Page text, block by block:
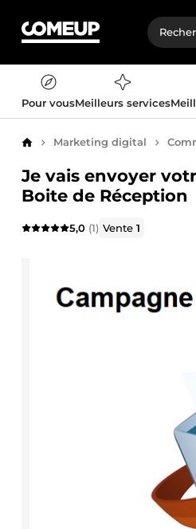
Pour vousMeilleurs services
AccueilMarketing digital
Je vais envoyer
Boite de Réception
5,0 (1) Vente1